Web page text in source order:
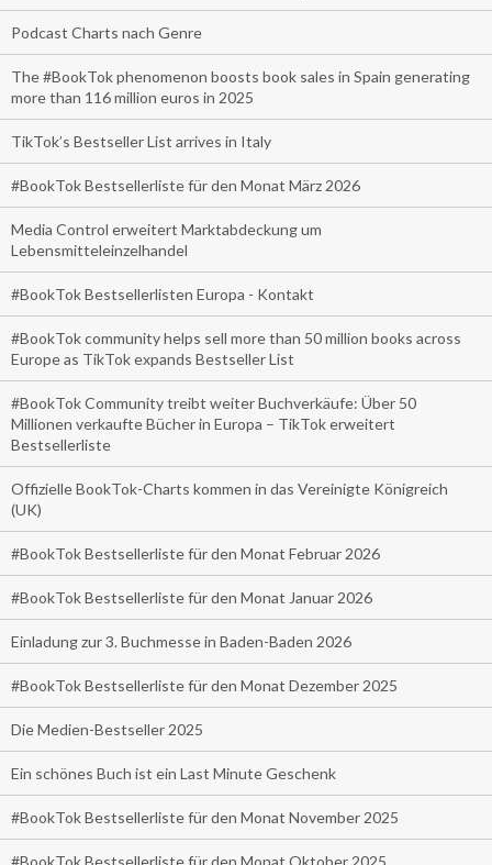
Podcast Charts nach Genre
The #BookTok phenomenon boosts book sales in Spain generating
more than 116 million euros in 2025
TikTok’s Bestseller List arrives in Italy
#BookTok Bestsellerliste für den Monat März 2026
Media Control erweitert Marktabdeckung um
Lebensmitteleinzelhandel
#BookTok Bestsellerlisten Europa - Kontakt
#BookTok community helps sell more than 50 million books across
Europe as TikTok expands Bestseller List
#BookTok Community treibt weiter Buchverkäufe: Über 50
Millionen verkaufte Bücher in Europa – TikTok erweitert
Bestsellerliste
Offizielle BookTok-Charts kommen in das Vereinigte Königreich
(UK)
#BookTok Bestsellerliste für den Monat Februar 2026
#BookTok Bestsellerliste für den Monat Januar 2026
Einladung zur 3. Buchmesse in Baden-Baden 2026
#BookTok Bestsellerliste für den Monat Dezember 2025
Die Medien-Bestseller 2025
Ein schönes Buch ist ein Last Minute Geschenk
#BookTok Bestsellerliste für den Monat November 2025
#BookTok Bestsellerliste für den Monat Oktober 2025